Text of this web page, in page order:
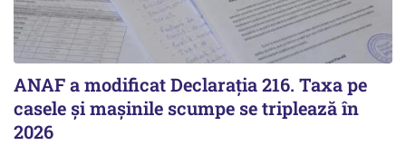
ANAF a modificat Declarația 216. Taxa pe
casele și mașinile scumpe se triplează în
2026